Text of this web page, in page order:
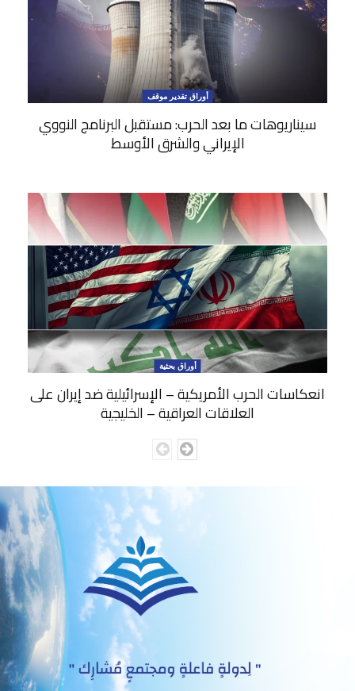
أوراق تقدير موقف
سيناريوهات ما بعد الحرب: مستقبل البرنامج النووي
الإيراني والشرق الأوسط
أوراق بحثية
انعكاسات الحرب الأمريكية – الإسرائيلية ضد إيران على
العلاقات العراقية – الخليجية